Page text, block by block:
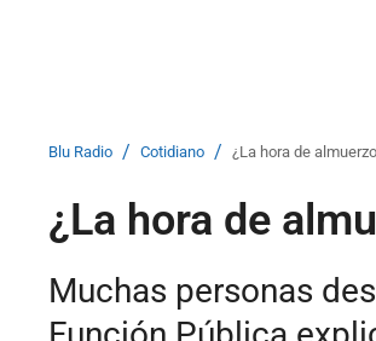
Blu Radio / Cotidiano / ¿La hora de
¿La hora de
Muchas personas